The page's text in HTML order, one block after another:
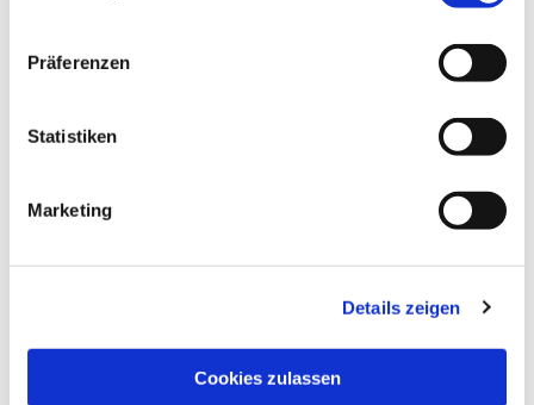
Präferenzen
Statistiken
Marketing
Details zeigen
Cookies zulassen
Dies könnte Sie auch interessieren